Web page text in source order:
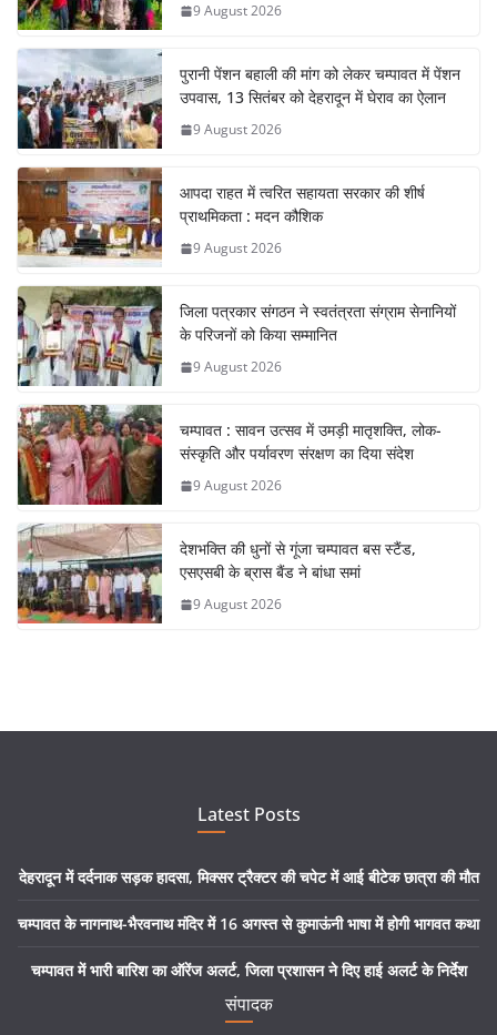
9 August 2026
पुरानी पेंशन बहाली की मांग को लेकर चम्पावत में पेंशन
उपवास, 13 सितंबर को देहरादून में घेराव का ऐलान
9 August 2026
आपदा राहत में त्वरित सहायता सरकार की शीर्ष
प्राथमिकता : मदन कौशिक
9 August 2026
जिला पत्रकार संगठन ने स्वतंत्रता संग्राम सेनानियों
के परिजनों को किया सम्मानित
9 August 2026
चम्पावत : सावन उत्सव में उमड़ी मातृशक्ति, लोक-
संस्कृति और पर्यावरण संरक्षण का दिया संदेश
9 August 2026
देशभक्ति की धुनों से गूंजा चम्पावत बस स्टैंड,
एसएसबी के ब्रास बैंड ने बांधा समां
9 August 2026
Latest Posts
देहरादून में दर्दनाक सड़क हादसा, मिक्सर ट्रैक्टर की चपेट में आई बीटेक छात्रा की मौत
चम्पावत के नागनाथ-भैरवनाथ मंदिर में 16 अगस्त से कुमाऊंनी भाषा में होगी भागवत कथा
चम्पावत में भारी बारिश का ऑरेंज अलर्ट, जिला प्रशासन ने दिए हाई अलर्ट के निर्देश
संपादक